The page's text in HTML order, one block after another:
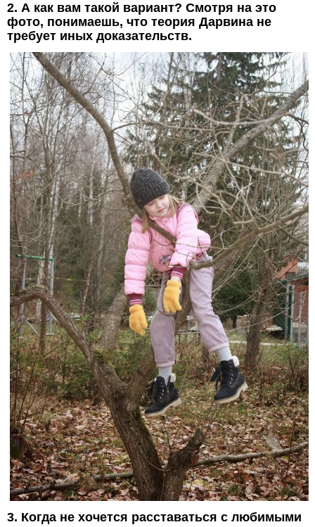
2. А как вам такой вариант? Смотря на это
фото, понимаешь, что теория Дарвина не
требует иных доказательств.
3. Когда не хочется расставаться с любимыми